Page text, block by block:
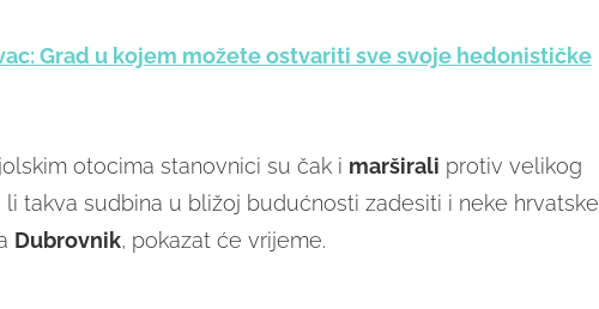
Grad u kojem možete ostvariti sve svoje hedonističke
otocima stanovnici su čak i marširali protiv velikog
li takva sudbina u bližoj budućnosti zadesiti i neke hrvatske
Dubrovnik, pokazat će vrijeme.